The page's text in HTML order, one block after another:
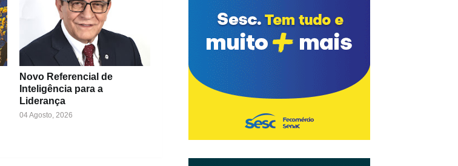
Novo Referencial de
Inteligência para a
Liderança
04 Agosto, 2026